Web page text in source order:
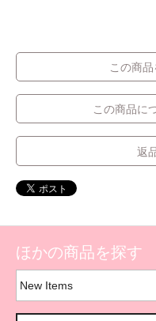
この商
この商品に
返
ほかの商品を探す